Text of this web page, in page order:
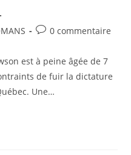
0 commentaire
est à peine âgée de 7
de fuir la dictature
Une…